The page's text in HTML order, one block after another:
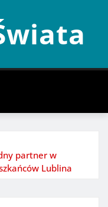
partner w
Lublina